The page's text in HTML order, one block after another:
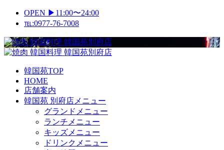
Skip
content
OPEN ▶11:00〜24:00
℡:0977-76-7008
Primary
韓国苑TOP
HOME
店舗案内
韓国苑 別府店メニュー
グランドメニュー
ランチメニュー
キッズメニュー
ドリンクメニュー